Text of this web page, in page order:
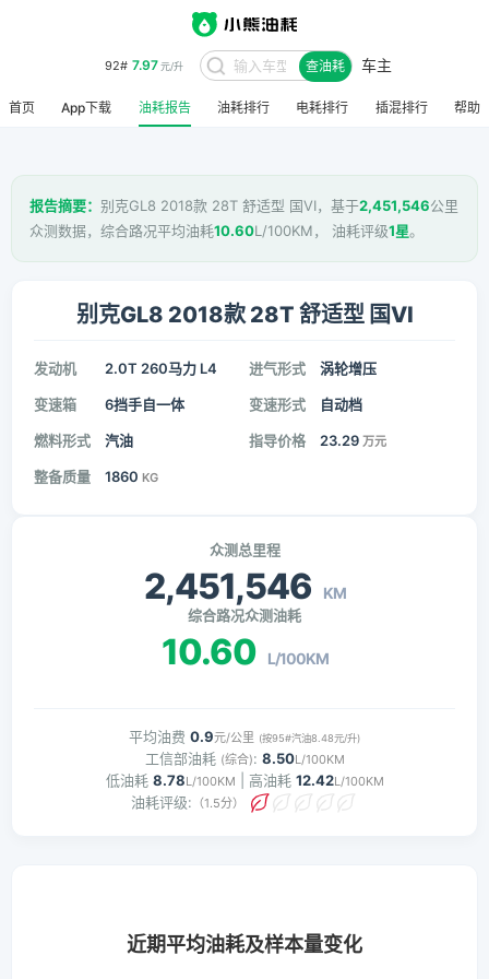
92# 7.97元/升 查油耗 车主
首页 App下载 油耗报告 油耗排行 电耗排行 插混排行 帮助
报告摘要： 别克GL8 2018款 28T 舒适型 国VI，基于2,451,546公里
众测数据，综合路况平均油耗10.60L/100KM， 油耗评级1星。
别克GL8 2018款 28T 舒适型 国VI
发动机 2.0T 260马力 L4 进气形式 涡轮增压
变速箱 6挡手自一体 变速形式 自动档
燃料形式 汽油 指导价格 23.29 万元
整备质量 1860 KG
众测总里程
2,451,546 KM
综合路况众测油耗
10.60 L/100KM
平均油费 0.9元/公里 (按95#汽油8.48元/升)
工信部油耗 (综合): 8.50L/100KM
低油耗 8.78L/100KM | 高油耗 12.42L/100KM
油耗评级: （1.5分）